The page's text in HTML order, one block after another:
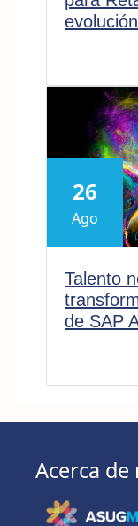
26
Ago
Talento
de SAP
Acerca